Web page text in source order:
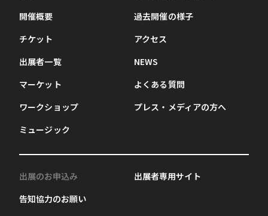
開催概要
チケット
出展者一覧
マーケット
ワークショップ
ミュージック
過去開催の様子
アクセス
NEWS
よくある質問
プレス・メディアの方へ
出展のお申込み
告知協力のお願い
出展者専用サイト